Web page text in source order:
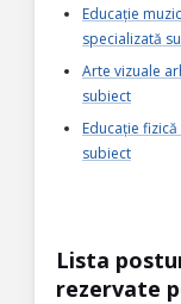
Educație
specializată
Arte vizuale
subiect
Educație
subiect
Lista
rezervate